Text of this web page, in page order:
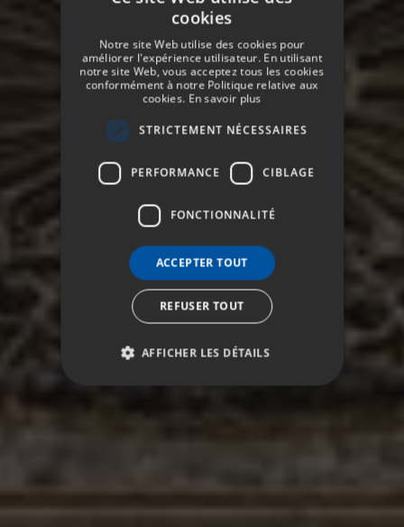
ENGLISH
GERMAN
cookies
Notre site Web utilise des cookies pour
améliorer l'expérience utilisateur. En utilisant
notre site Web, vous acceptez tous les cookies
conformément à notre Politique relative aux
cookies. En savoir plus
STRICTEMENT NÉCESSAIRES
PERFORMANCE CIBLAGE
FONCTIONNALITÉ
ACCEPTER TOUT
REFUSER TOUT
AFFICHER LES DÉTAILS